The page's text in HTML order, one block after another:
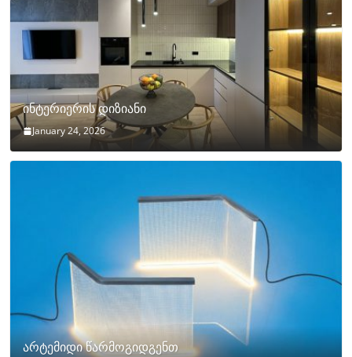
ინტერიერის დიზიანი
January 24, 2026
არტემიდი წარმოგიდგენთ